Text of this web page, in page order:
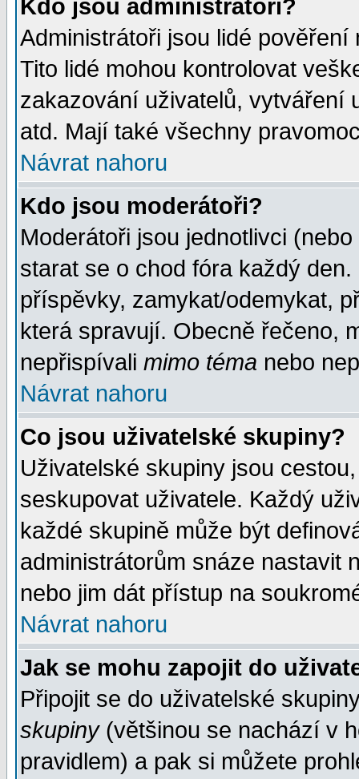
Kdo jsou administrátoři?
Administrátoři jsou lidé
Tito lidé mohou kontrolovat
zakazování uživatelů, vytváření
atd. Mají také všechny
Návrat nahoru
Kdo jsou moderátoři?
Moderátoři jsou jednotlivci
starat se o chod fóra každý
příspěvky, zamykat/odemykat,
která spravují. Obecně řečeno,
nepřispívali mimo téma nebo
Návrat nahoru
Co jsou uživatelské skupiny?
Uživatelské skupiny jsou
seskupovat uživatele. Každý
každé skupině může být
administrátorům snáze nastavit
nebo jim dát přístup na
Návrat nahoru
Jak se mohu zapojit do
Připojit se do uživatelské
skupiny(většinou se nachází v
pravidlem) a pak si můžete